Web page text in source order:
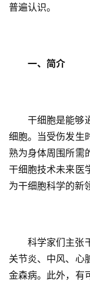
普遍认识。
一、简介
干细胞是能够
细胞。当受伤发生
熟为身体周围所需
干细胞技术未来医
为干细胞科学的新
科学家们主张
关节炎、中风、心
金森病。此外，有